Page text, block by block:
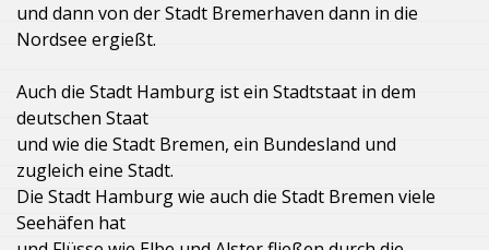
und dann von der Stadt Bremerhaven dann in die
Nordsee ergießt.
Auch die Stadt Hamburg ist ein Stadtstaat in dem
deutschen Staat
und wie die Stadt Bremen, ein Bundesland und
zugleich eine Stadt.
Die Stadt Hamburg wie auch die Stadt Bremen viele
Seehäfen hat